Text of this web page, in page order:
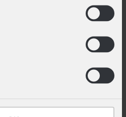
indstillinger’.
dit samtykke tilbage eller
linket "Brug af cookies"
Gå til produkt